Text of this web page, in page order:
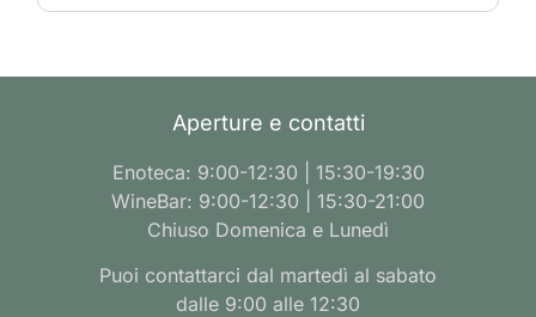
Aperture e contatti
Enoteca: 9:00-12:30 | 15:30-19:30
WineBar: 9:00-12:30 | 15:30-21:00
Chiuso Domenica e Lunedì
Puoi contattarci dal martedì al sabato
dalle 9:00 alle 12:30